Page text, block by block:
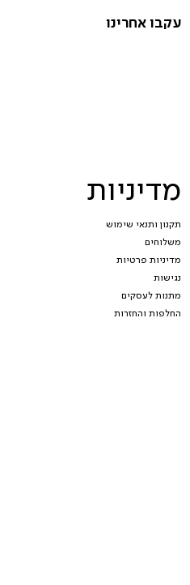
מדיניות
תקנון ותנאי שימוש
משלוחים
מדיניות פרטיות
נגישות
מתנות לעסקים
החלפות והחזרות
עקבו אחרינו